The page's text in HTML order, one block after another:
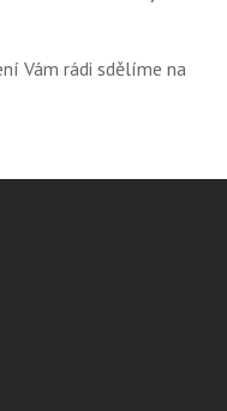
Vám rádi sdělíme na